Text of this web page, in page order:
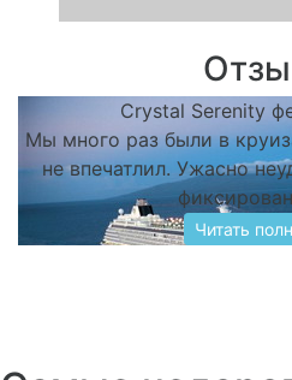
Crystal Serenity
Мы много раз были в
не впечатлил. Ужасно
Читать